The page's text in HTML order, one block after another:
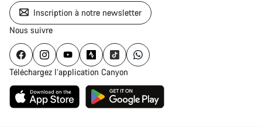
Inscription à notre newsletter
Nous suivre
Téléchargez l’application Canyon